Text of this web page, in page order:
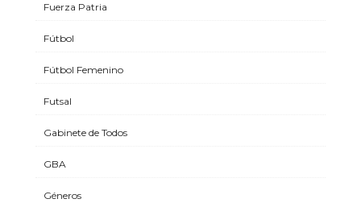
Fuerza Patria
Fútbol
Fútbol Femenino
Futsal
Gabinete de Todos
GBA
Géneros